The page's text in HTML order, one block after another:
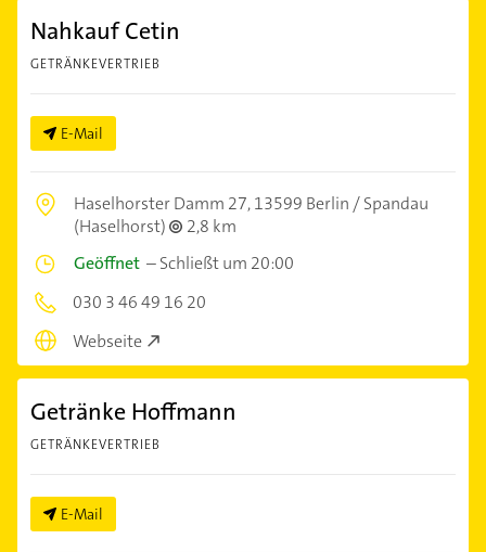
Nahkauf Cetin
GETRÄNKEVERTRIEB
E-Mail
Haselhorster Damm 27,13599 Berlin / Spandau
(Haselhorst)
2,8 km
Geöffnet –Schließt um 20:00
030 3 46 49 16 20
Webseite
Getränke Hoffmann
GETRÄNKEVERTRIEB
E-Mail